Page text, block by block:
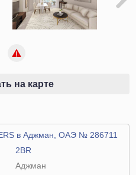
на карте
в Аджман, ОАЭ № 286711
2BR
Аджман